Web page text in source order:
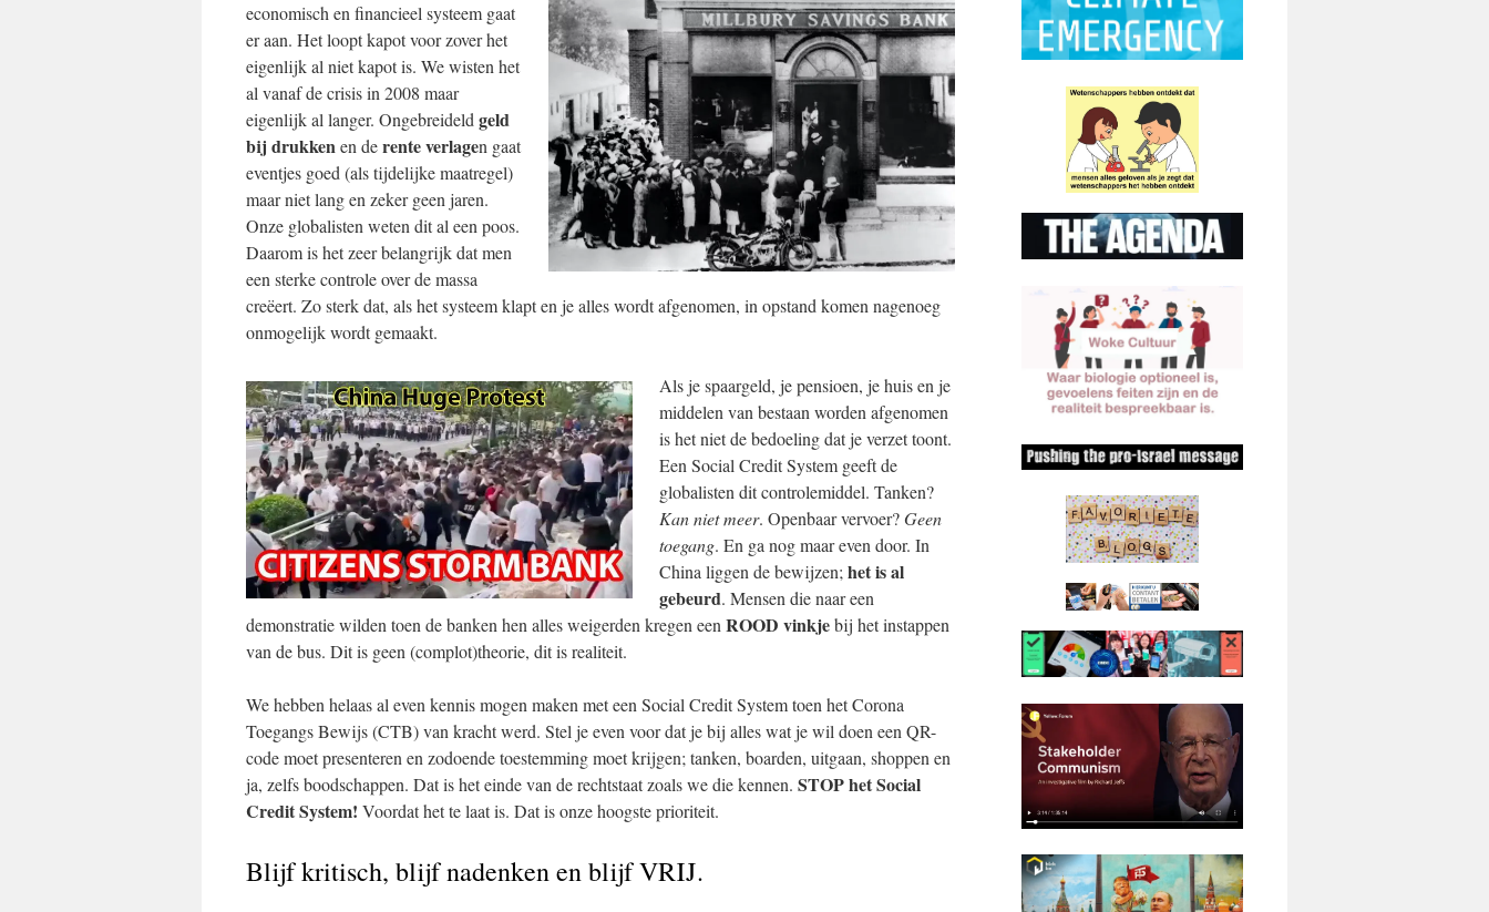
economisch en financieel systeem gaat
er aan. Het loopt kapot voor zover het
eigenlijk al niet kapot is. We wisten het
al vanaf de crisis in 2008 maar
eigenlijk al langer. Ongebreideld geld
bij drukkenen derente verlagen gaat
eventjes goed (als tijdelijke maatregel)
maar niet lang en zeker geen jaren.
Onze globalisten weten dit al een poos.
Daarom is het zeer belangrijk dat men
een sterke controle over de massa
creëert. Zo sterk dat, als het systeem klapt en je alles wordt afgenomen, in opstand komen nagenoeg
onmogelijk wordt gemaakt.
Als je spaargeld, je pensioen, je huis en je
middelen van bestaan worden afgenomen
is het niet de bedoeling dat je verzet toont.
Een Social Credit System geeft de
globalisten dit controlemiddel. Tanken?
Kan niet meer. Openbaar vervoer?Geen
toegang. En ga nog maar even door. In
China liggen de bewijzen; het is al
gebeurd. Mensen die naar een
demonstratie wilden toen de banken hen alles weigerden kregen een ROOD vinkjebij het instappen
van de bus. Dit is geen (complot)theorie, dit is realiteit.
We hebben helaas al even kennis mogen maken met een Social Credit System toen het Corona
Toegangs Bewijs (CTB) van kracht werd. Stel je even voor dat je bij alles wat je wil doen een QR-
code moet presenteren en zodoende toestemming moet krijgen; tanken, boarden, uitgaan, shoppen en
ja, zelfs boodschappen. Dat is het einde van de rechtstaat zoals we die kennen. STOP het Social
Credit System! Voordat het te laat is. Dat is onze hoogste prioriteit.
Blijf kritisch, blijf nadenken en blijf VRIJ.